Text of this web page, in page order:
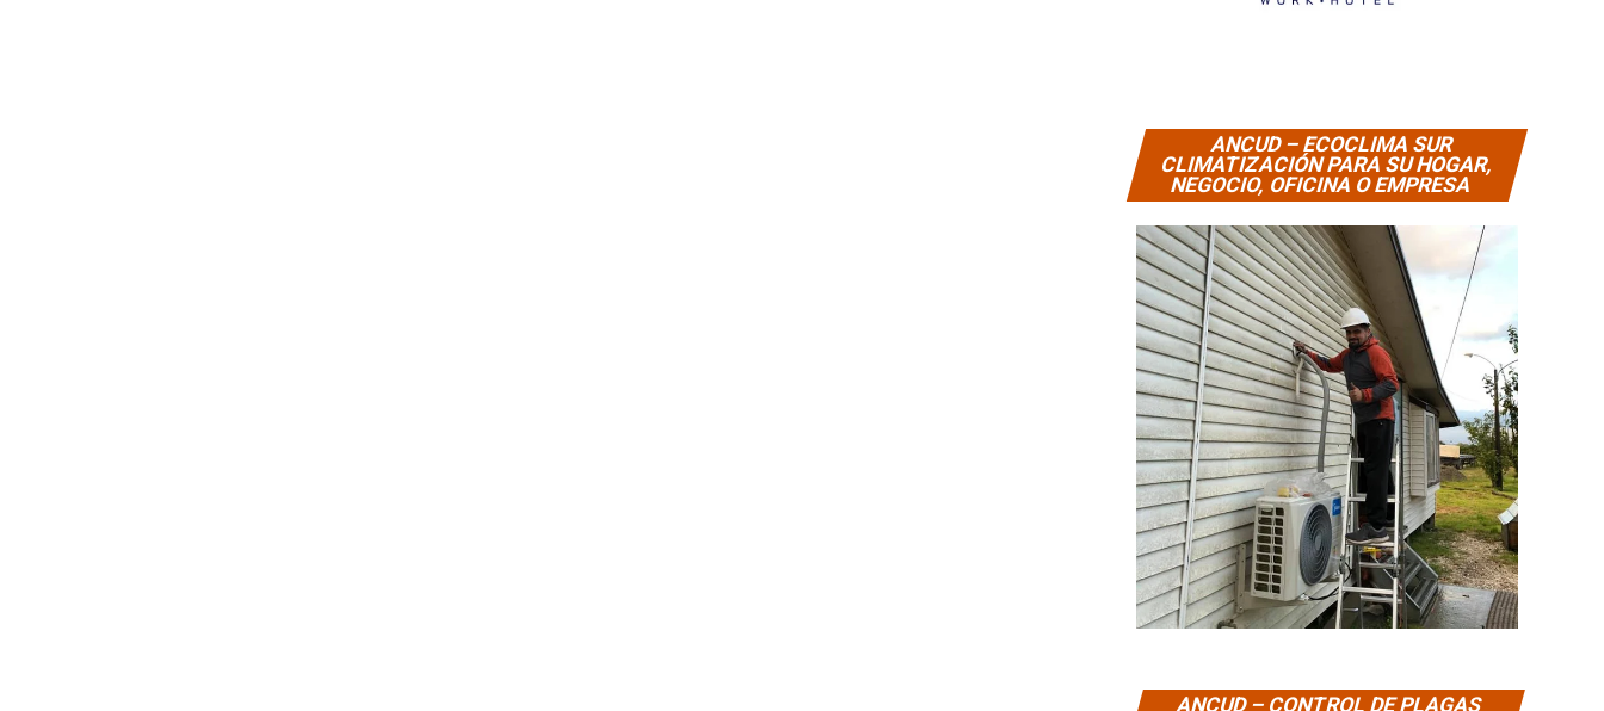
ANCUD – ECOCLIMA SUR
CLIMATIZACIÓN PARA SU HOGAR,
NEGOCIO, OFICINA O EMPRESA
ANCUD – CONTROL DE PLAGAS